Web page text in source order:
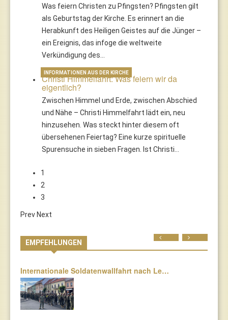
Was feiern Christen zu Pfingsten? Pfingsten gilt
als Geburtstag der Kirche. Es erinnert an die
Herabkunft des Heiligen Geistes auf die Jünger –
ein Ereignis, das infoge die weltweite
Verkündigung des…
Christi Himmelfahrt: Was feiern wir da
eigentlich?
Zwischen Himmel und Erde, zwischen Abschied
und Nähe – Christi Himmelfahrt lädt ein, neu
hinzusehen. Was steckt hinter diesem oft
übersehenen Feiertag? Eine kurze spirituelle
Spurensuche in sieben Fragen. Ist Christi…
INFORMATIONEN AUS DER KIRCHE
1
2
3
Prev Next
EMPFEHLUNGEN
Internationale Soldatenwallfahrt nach Le…